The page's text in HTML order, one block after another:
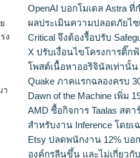
ง
า
OpenAI บอกโมเดล Astra
ผลประเมินความปลอดภัยไซ
Critical จึงต้องรื้อปรับ
X ปรับเงื่อนไขโครงการติ๊ก
โพสต์เนื้อหาออริจินัลเท่านั้น
Quake ภาคแรกฉลองครบ
Dawn of the Machine เพิ่ม
AMD ซื้อกิจการ Taalas สต
สำหรับงาน Inference โดยเ
Etsy ปลดพนักงาน 12% บอ
องค์กรลีนขึ้น และไม่เกี่ยวกั